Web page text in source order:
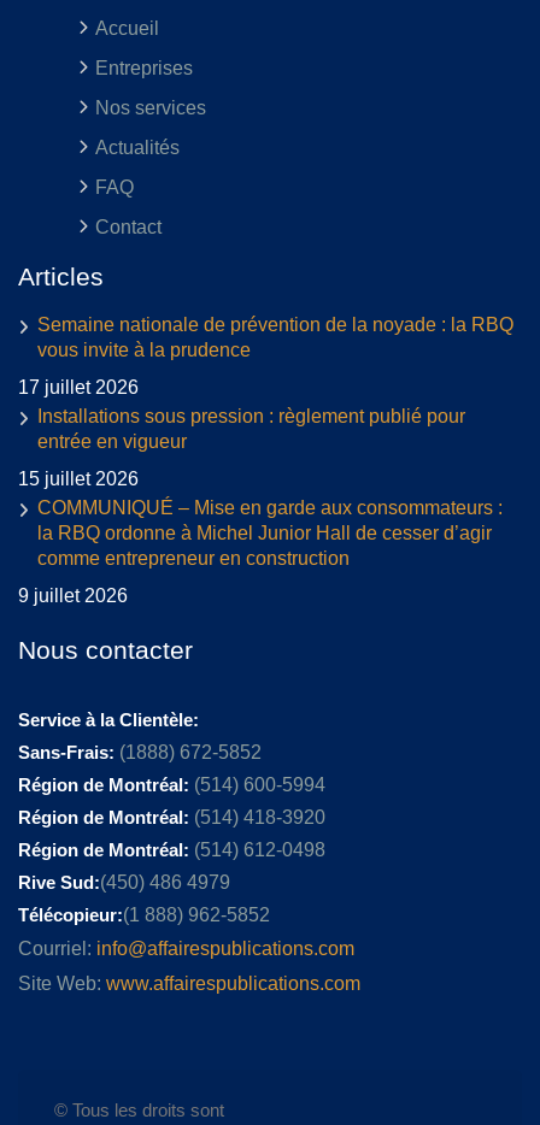
Accueil
Entreprises
Nos services
Actualités
FAQ
Contact
Articles
Semaine nationale de prévention de la noyade : la RBQ
vous invite à la prudence
17 juillet 2026
Installations sous pression : règlement publié pour
entrée en vigueur
15 juillet 2026
COMMUNIQUÉ – Mise en garde aux consommateurs :
la RBQ ordonne à Michel Junior Hall de cesser d’agir
comme entrepreneur en construction
9 juillet 2026
Nous contacter
Service à la Clientèle:
Sans-Frais: (1888) 672-5852
Région de Montréal: (514) 600-5994
Région de Montréal: (514) 418-3920
Région de Montréal: (514) 612-0498
Rive Sud:(450) 486 4979
Télécopieur:(1 888) 962-5852
Courriel: info@affairespublications.com
Site Web: www.affairespublications.com
© Tous les droits sont